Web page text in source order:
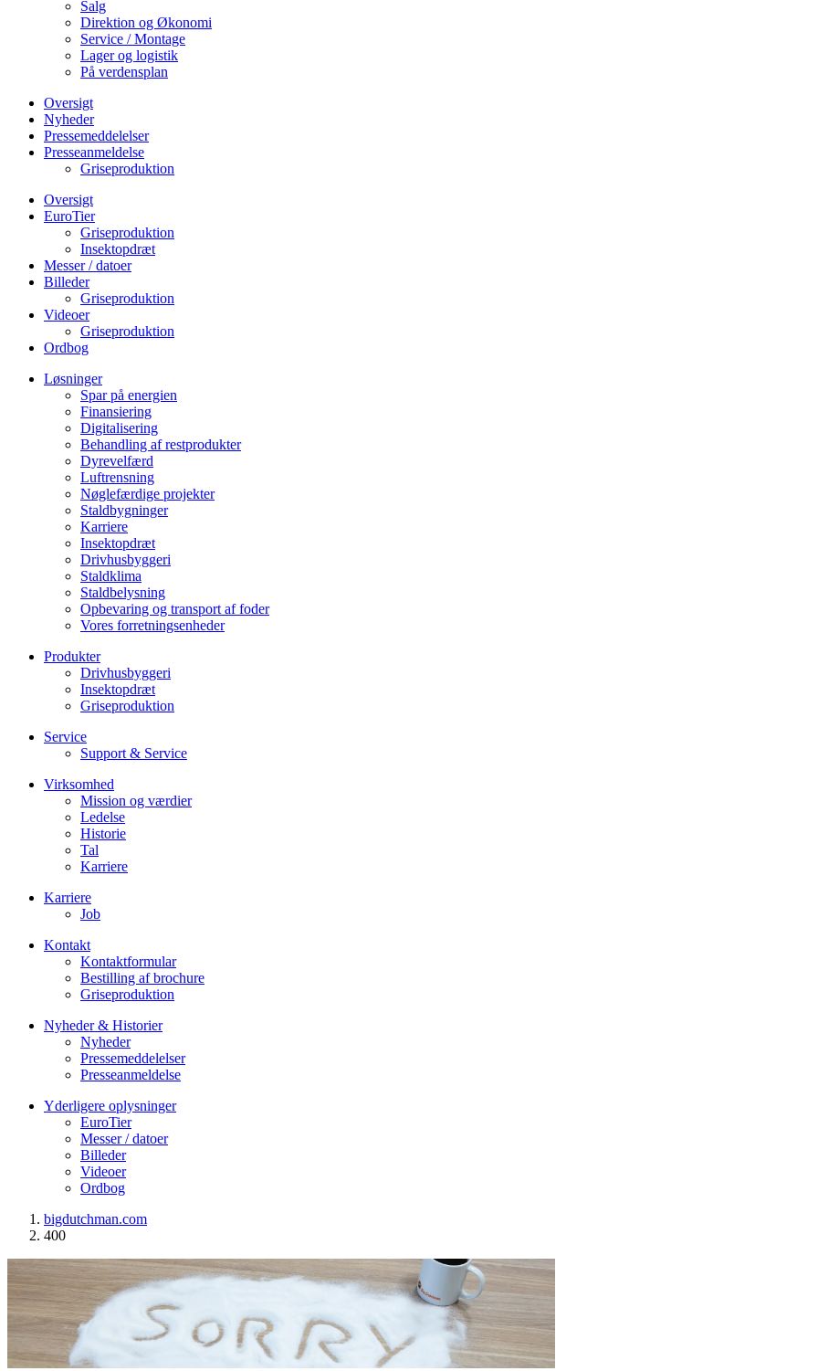
Salg
Direktion og Økonomi
Service / Montage
Lager og logistik
På verdensplan
Oversigt
Nyheder
Pressemeddelelser
Presseanmeldelse
Griseproduktion
Oversigt
EuroTier
Griseproduktion
Insektopdræt
Messer / datoer
Billeder
Griseproduktion
Videoer
Griseproduktion
Ordbog
Løsninger
Spar på energien
Finansiering
Digitalisering
Behandling af restprodukter
Dyrevelfærd
Luftrensning
Nøglefærdige projekter
Staldbygninger
Karriere
Insektopdræt
Drivhusbyggeri
Staldklima
Staldbelysning
Opbevaring og transport af foder
Vores forretningsenheder
Produkter
Drivhusbyggeri
Insektopdræt
Griseproduktion
Service
Support & Service
Virksomhed
Mission og værdier
Ledelse
Historie
Tal
Karriere
Karriere
Job
Kontakt
Kontaktformular
Bestilling af brochure
Griseproduktion
Nyheder & Historier
Nyheder
Pressemeddelelser
Presseanmeldelse
Yderligere oplysninger
EuroTier
Messer / datoer
Billeder
Videoer
Ordbog
bigdutchman.com
400